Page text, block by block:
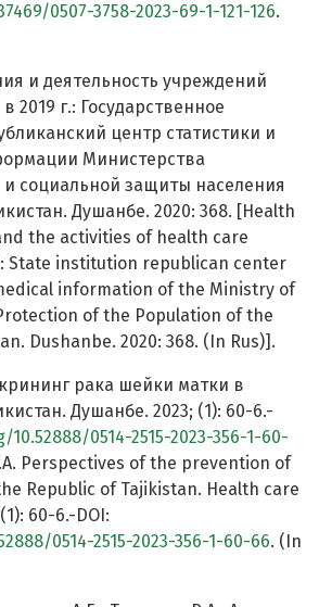
0507-3758-2023-69-1-121-126.
и деятельность учреждений
2019 г.: Государственное
центр статистики и
Министерства
социальной защиты населения
Душанбе. 2020: 368. [Health
the activities of health care
State institution republican center
information of the Ministry of
of the Population of the
Dushanbe. 2020: 368. (In Rus)].
рака шейки матки в
Душанбе. 2023; (1): 60-6.-
0514-2515-2023-356-1-60-
Perspectives of the prevention of
Republic of Tajikistan. Health care
60-6.-DOI:
0514-2515-2023-356-1-60-66. (In